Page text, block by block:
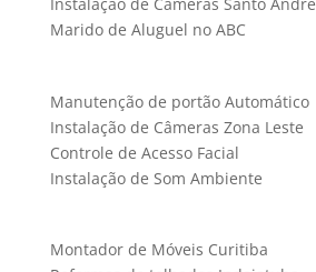
Instalação de Câmeras Santo André
Marido de Aluguel no ABC
Manutenção de portão Automático
Instalação de Câmeras Zona Leste
Controle de Acesso Facial
Instalação de Som Ambiente
Montador de Móveis Curitiba